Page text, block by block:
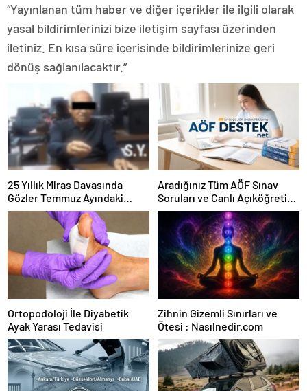
“Yayınlanan tüm haber ve diğer içerikler ile ilgili olarak
yasal bildirimlerinizi bize iletişim sayfası üzerinden
iletiniz. En kısa süre içerisinde bildirimlerinize geri
dönüş sağlanılacaktır.”
25 Yıllık Miras Davasında
Gözler Temmuz Ayındaki
Karar Duruşmasına Çevrildi
Aradığınız Tüm AÖF Sınav
Soruları ve Canlı Açıköğretim
Forumu Burada
Ortopodoloji İle Diyabetik
Ayak Yarası Tedavisi
Zihnin Gizemli Sınırları ve
Ötesi : Nasılnedir.com